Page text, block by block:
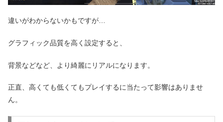
違いがわからないかもですが…
グラフィック品質を高く設定すると、
背景などなど、より綺麗にリアルになります。
正直、高くても低くてもプレイするに当たって影響はありませ
ん。